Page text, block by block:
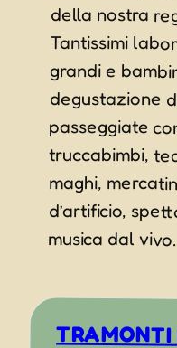
della nostra
Tantissimi
grandi e
degustazione
passeggiate
truccabimbi,
maghi,
d’artificio,
musica dal vivo.
TRAMONTI